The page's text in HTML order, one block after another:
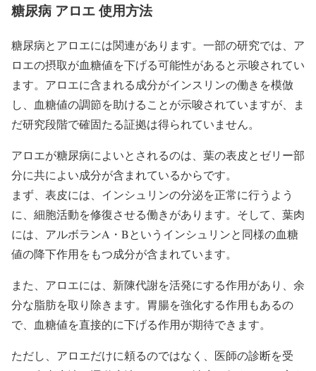
糖尿病 アロエ 使用方法
糖尿病とアロエには関連があります。一部の研究では、ア
ロエの摂取が血糖値を下げる可能性があると示唆されてい
ます。アロエに含まれる成分がインスリンの働きを模倣
し、血糖値の調節を助けることが示唆されていますが、ま
だ研究段階で確固たる証拠は得られていません。
アロエが糖尿病によいとされるのは、葉の表皮とゼリー部
分に共によい成分が含まれているからです。
まず、表皮には、インシュリンの分泌を正常に行うよう
に、細胞活動を修復させる働きがあります。そして、葉肉
には、アルボランA・Bというインシュリンと同様の血糖
値の降下作用をもつ成分が含まれています。
また、アロエには、新陳代謝を活発にする作用があり、余
分な脂肪を取り除きます。胃腸を強化する作用もあるの
で、血糖値を直接的に下げる作用が期待できます。
ただし、アロエだけに頼るのではなく、医師の診断を受